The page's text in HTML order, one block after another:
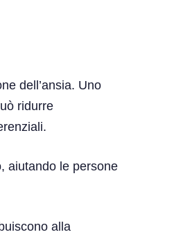
dell’ansia. Uno
ridurre
aiutando le persone
alla